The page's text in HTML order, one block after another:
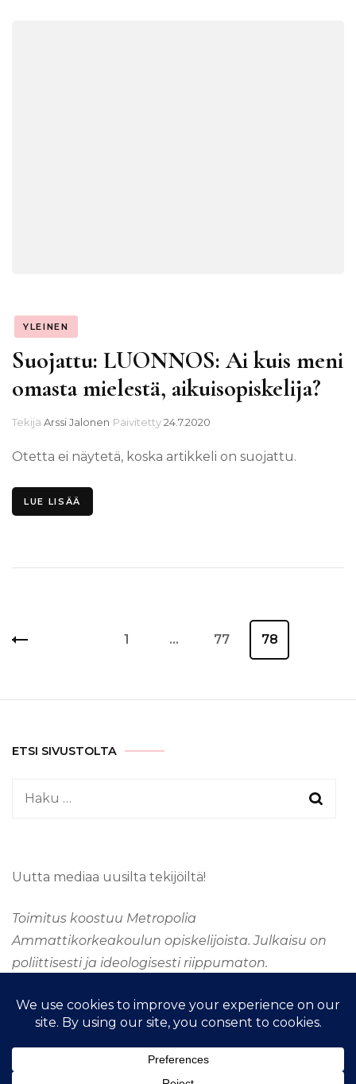
YLEINEN
Suojattu: LUONNOS: Ai kuis meni
omasta mielestä, aikuisopiskelija?
Tekijä Arssi Jalonen Päivitetty24.7.2020
Otetta ei näytetä, koska artikkeli on suojattu.
LUE LISÄÄ
Sivu
1 … Sivu
77 Sivu
78
ETSI SIVUSTOLTA
Haku:
Uutta mediaa uusilta tekijöiltä!
Toimitus koostuu Metropolia
Ammattikorkeakoulun opiskelijoista. Julkaisu on
poliittisesti ja ideologisesti riippumaton.